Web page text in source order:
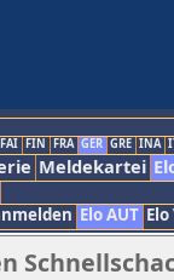
FAI FIN FRA GER GRE INA
Meldekartei
Elo AUT